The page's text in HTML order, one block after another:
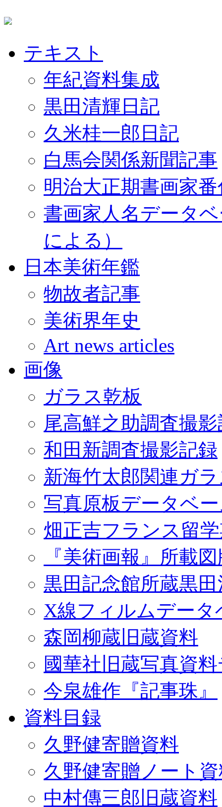
テキスト
年紀資料集成
黒田清輝日記
久米桂一郎日記
白馬会関係新聞記事
明治大正期書画家
書画家人名データ
による）
日本美術年鑑
物故者記事
美術界年史
Art news articles
画像
ガラス乾板
尾高鮮之助調査撮
和田新調査撮影記録
新海竹太郎関連ガ
写真原板データベ
畑正吉フランス留
『美術画報』所載
黒田記念館所蔵黒
X線フィルムデータ
森岡柳蔵旧蔵資料
國華社旧蔵写真資
今泉雄作『記事珠』
資料目録
久野健寄贈資料
久野健寄贈ノート
中村傳三郎旧蔵資料